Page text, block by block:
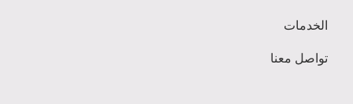
الخدمات
تواصل معنا